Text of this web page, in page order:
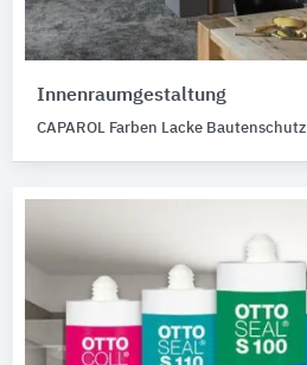
Innenraumgestaltung
CAPAROL Farben Lacke Bautenschutz